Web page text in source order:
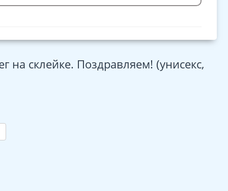
на склейке. Поздравляем! (унисекс,